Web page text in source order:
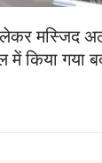
मस्जिद
में किया गया